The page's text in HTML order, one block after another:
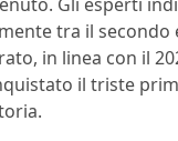
tra il secondo
in linea con il
il triste